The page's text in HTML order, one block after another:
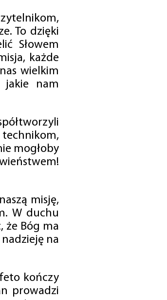
To dzięki
Słowem
każde
wielkim
jakie nam
mogłoby
misję,
W duchu
że Bóg ma
na
kończy
prowadzi